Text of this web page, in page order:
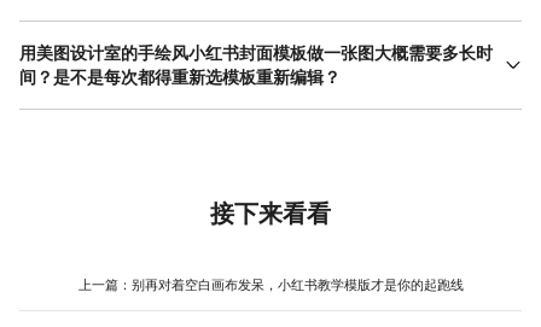
接换内容就行。很多完全没学过设计的人用模板做出来的手绘风小
红书封面，效果比自己在软件里折腾半天好得多。
美图设计室提供的模板素材都拥有商用版权。也就是说，你用这些
手绘风小红书封面模板做出来的封面图，发在小红书笔记里是合规
的，不用担心版权风险。不过要注意一点，模板里的图片部分需要
用美图设计室的手绘风小红书封面模板做一张图大概需要多长时
间？是不是每次都得重新选模板重新编辑？
第一次用的话可能需要五到十分钟，主要是熟悉界面和功能的位
是系列内容——比如每周更新的美食探店或者固定栏目的知识分享
——把第一期做好的模板存下来，后面每次只改图片和文字，两分
接下来看看
上一篇： 别再对着空白画布发呆，小红书教学模版才是你的起跑线